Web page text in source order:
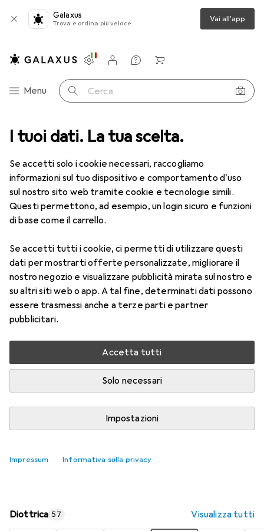
I tuoi dati. La tua scelta.
Se accetti solo i cookie necessari, raccogliamo
informazioni sul tuo dispositivo e comportamento d'uso
sul nostro sito web tramite cookie e tecnologie simili.
Questi permettono, ad esempio, un login sicuro e funzioni
di base come il carrello.
Se accetti tutti i cookie, ci permetti di utilizzare questi
dati per mostrarti offerte personalizzate, migliorare il
nostro negozio e visualizzare pubblicità mirata sul nostro e
su altri siti web o app. A tal fine, determinati dati possono
essere trasmessi anche a terze parti e partner
pubblicitari.
Accetta tutti
Solo necessari
Impostazioni
Impressum Informativa sulla privacy
Galaxus
Trova e ordina più veloce Vai all'app
Categoria Navigazione
Menu Cerca
Impostazioni
Conto cliente
Liste di confronto
Liste dei desideri
Carrello
Lenti a contatto Air Optix HydraGlyde per l'astigmatismo 6
1 Immagine
Air Optix HydraGlyde per
-8.5, Obiettivo mensile, 6 pz., Torico
Prezzo in EUR IVA incl.
EUR
47,29 EUR
7,88/1pz.
Consegna tra lun, 17/8 e mer, 19/8
Più di 10 pezzi in stock presso il fornitore
Aggiungi al carrello
Diottrica 57 Visualizza tutti